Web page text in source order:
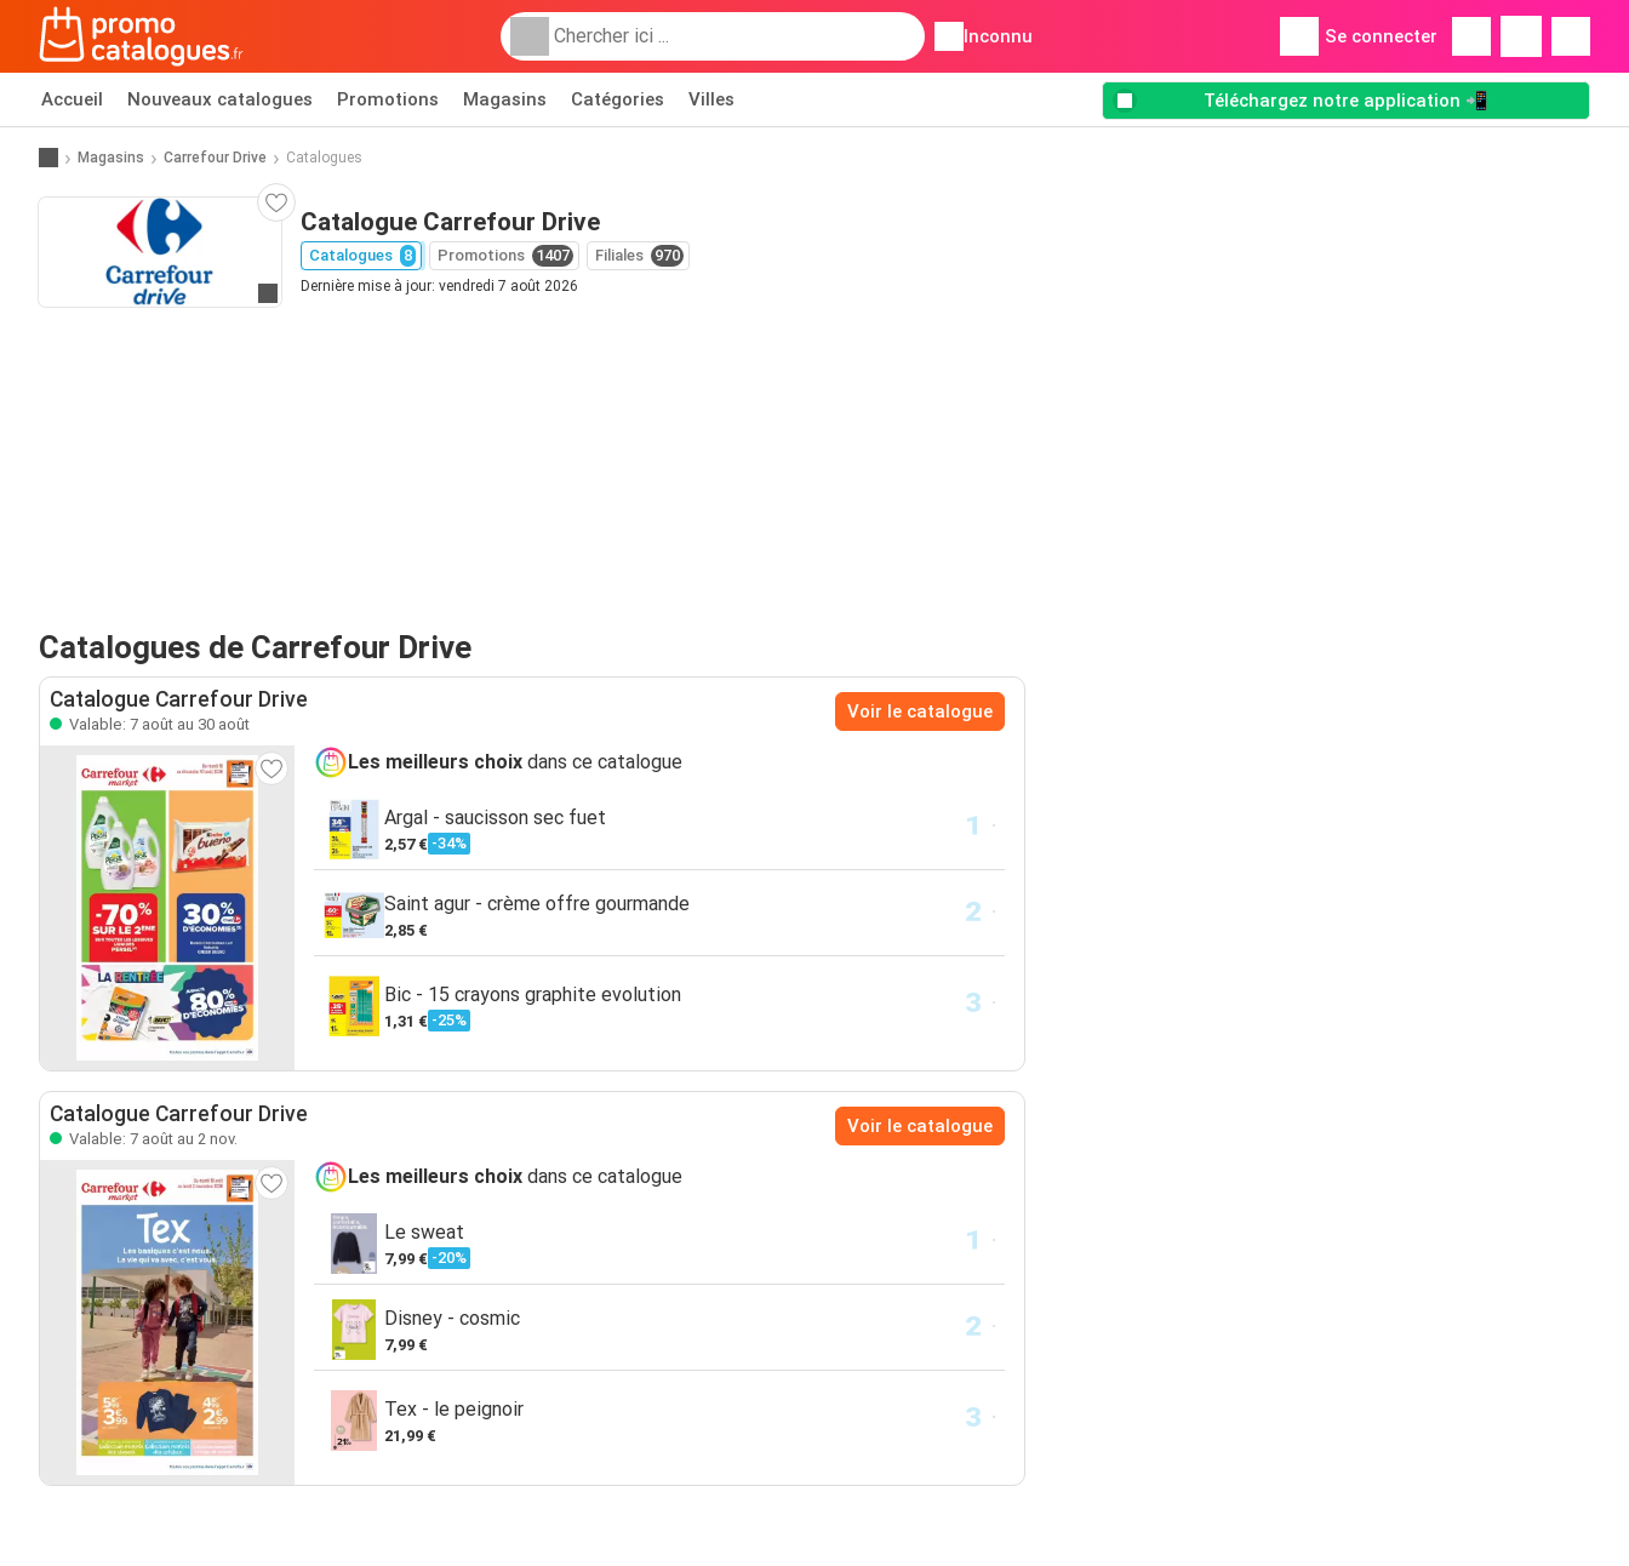
Inconnu Se connecter
Accueil Nouveaux catalogues Promotions Magasins Catégories Villes Téléchargez notre application 📲
Magasins Carrefour Drive Catalogues
Allez au site web
Catalogue Carrefour Drive
Catalogues 8 Promotions 1407 Filiales 970
Dernière mise à jour: vendredi 7 août 2026
Catalogues de Carrefour Drive
Catalogue Carrefour Drive
Valable: 7 août au 30 août
Voir le catalogue
Les meilleurs choix dans ce catalogue
Argal - saucisson sec fuet
2,57 € -34%
Saint agur - crème offre gourmande
2,85 €
Bic - 15 crayons graphite evolution
1,31 € -25%
Catalogue Carrefour Drive
Valable: 7 août au 2 nov.
Voir le catalogue
Les meilleurs choix dans ce catalogue
Le sweat
7,99 € -20%
Disney - cosmic
7,99 €
Tex - le peignoir
21,99 €